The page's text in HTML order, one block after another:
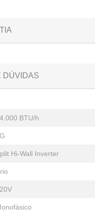
DÚVIDAS
BTU/h
Hi-Wall Inverter